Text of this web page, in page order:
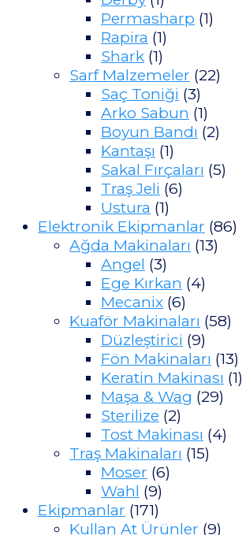
Permasharp (1)
Rapira (1)
Shark (1)
Sarf Malzemeler (22)
Saç Toniği (3)
Arko Sabun (1)
Boyun Bandı (2)
Kantaşı (1)
Sakal Fırçaları (5)
Traş Jeli (6)
Ustura (1)
Elektronik Ekipmanlar (86)
Ağda Makinaları (13)
Angel (3)
Ege Kırkan (4)
Mecanix (6)
Kuaför Makinaları (58)
Düzleştirici (9)
Fön Makinaları (13)
Keratin Makinası (1)
Maşa & Wag (29)
Sterilize (2)
Tost Makinası (4)
Traş Makinaları (15)
Moser (6)
Wahl (9)
Ekipmanlar (171)
Kullan At Ürünler (9)